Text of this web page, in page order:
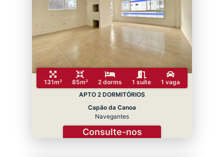
131m² 85m² 2 dorms 1 suíte
1 vaga
APTO 2 DORMITÓRIOS
Capão da Canoa
Navegantes
Consulte-nos